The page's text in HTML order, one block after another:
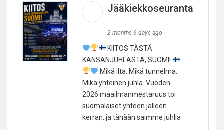
Jääkiekkoseuranta
2 months 6 days ago
KIITOS TÄSTÄ
KANSANJUHLASTA, SUOMI!
Mikä ilta. Mikä tunnelma.
Mikä yhteinen juhla. Vuoden
2026 maailmanmestaruus toi
suomalaiset yhteen jälleen
kerran, ja tänään saimme juhlia